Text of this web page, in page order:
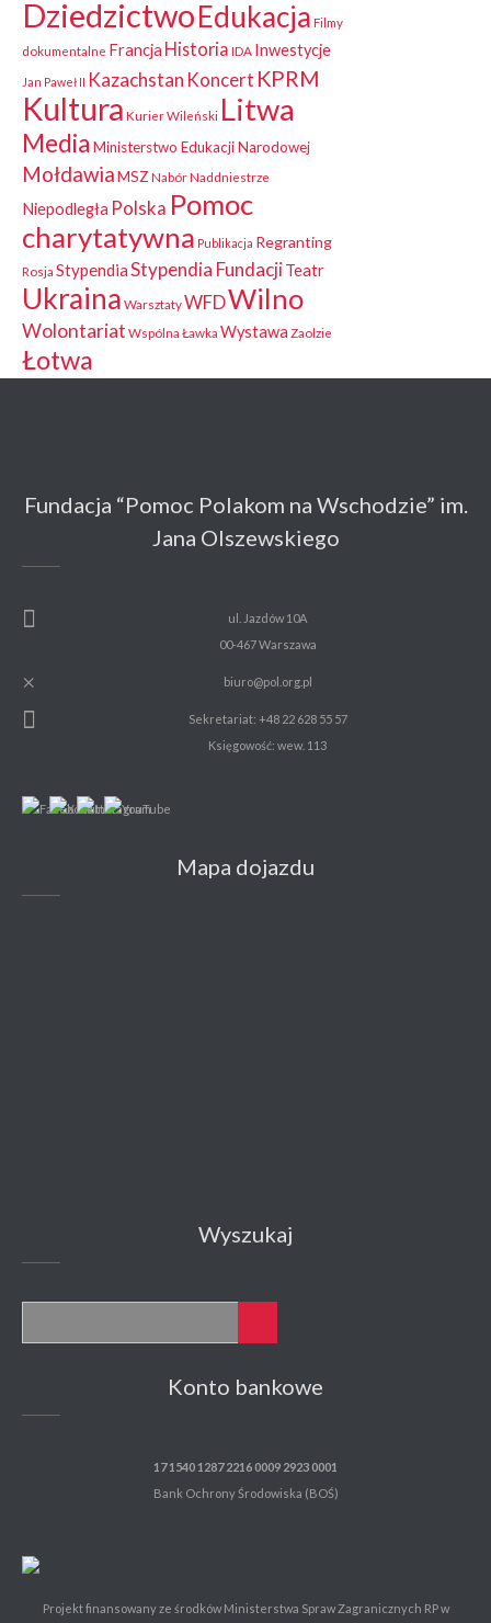
DziedzictwoEdukacja Filmy
dokumentalne Francja Historia IDA Inwestycje
Jan Paweł II Kazachstan Koncert KPRM
Kultura Kurier Wileński Litwa
MediaMinisterstwo Edukacji Narodowej
MołdawiaMSZ NabórNaddniestrze
Niepodległa Polska Pomoc
charytatywna Publikacja Regranting
Rosja StypendiaStypendia FundacjiTeatr
Ukraina WarsztatyWFDWilno
Wolontariat Wspólna Ławka Wystawa Zaolzie
Łotwa
Fundacja “Pomoc Polakom na Wschodzie” im.
Jana Olszewskiego
ul. Jazdów 10A
00-467 Warszawa
biuro@pol.org.pl
Sekretariat: +48 22 628 55 57
Księgowość: wew. 113
Mapa dojazdu
Wyszukaj
Konto bankowe
17 1540 1287 2216 0009 2923 0001
Bank Ochrony Środowiska (BOŚ)
Projekt finansowany ze środków Ministerstwa Spraw Zagranicznych RP w